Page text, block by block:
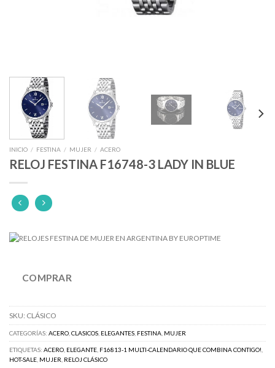
INICIO / FESTINA / MUJER / ACERO
RELOJ FESTINA F16748-3 LADY IN BLUE
COMPRAR
SKU: CLÁSICO
CATEGORÍAS: ACERO CLASICOS ELEGANTES FESTINA MUJER
ETIQUETAS: ACERO ELEGANTE F16813-1 MULTI-CALENDARIO QUE COMBINA CONTIGO!
HOT-SALE MUJER RELOJ CLÁSICO